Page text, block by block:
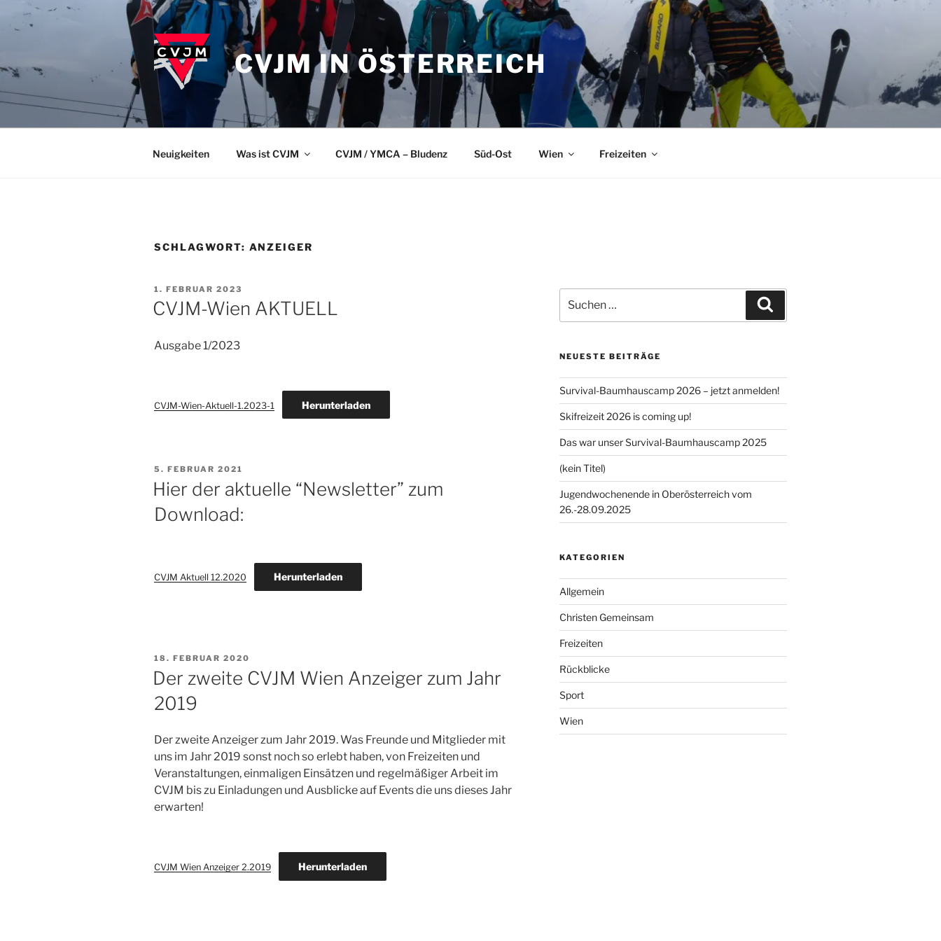
CVJM IN ÖSTERREICH
Neuigkeiten Was ist CVJM CVJM / YMCA – Bludenz Süd-Ost Wien Freizeiten
SCHLAGWORT: ANZEIGER
VERÖFFENTLICHT
AM
1. FEBRUAR 2023
CVJM-Wien AKTUELL
Ausgabe 1/2023
CVJM-Wien-Aktuell-1.2023-1 Herunterladen
VERÖFFENTLICHT
AM
5. FEBRUAR 2021
Hier der aktuelle “Newsletter” zum
Download:
CVJM Aktuell 12.2020 Herunterladen
VERÖFFENTLICHT
AM
18. FEBRUAR 2020
Der zweite CVJM Wien Anzeiger zum Jahr
2019
Der zweite Anzeiger zum Jahr 2019. Was Freunde und Mitglieder mit
uns im Jahr 2019 sonst noch so erlebt haben, von Freizeiten und
Veranstaltungen, einmaligen Einsätzen und regelmäßiger Arbeit im
CVJM bis zu Einladungen und Ausblicke auf Events die uns dieses Jahr
erwarten!
CVJM Wien Anzeiger 2.2019 Herunterladen
nach:
NEUESTE BEITRÄGE
Survival-Baumhauscamp 2026 – jetzt anmelden!
Skifreizeit 2026 is coming up!
Das war unser Survival-Baumhauscamp 2025
(kein Titel)
Jugendwochenende in Oberösterreich vom
26.-28.09.2025
KATEGORIEN
Allgemein
Christen Gemeinsam
Freizeiten
Rückblicke
Sport
Wien